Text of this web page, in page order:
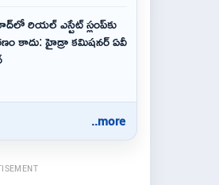
రియల్ ఎస్టేట్ స్లంప్‌కు
కాదు: హైడ్రా కమిషనర్ ఏవీ
..more